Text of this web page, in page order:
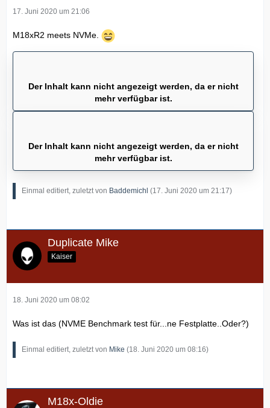
17. Juni 2020 um 21:06
M18xR2 meets NVMe.
Der Inhalt kann nicht angezeigt werden, da er nicht
mehr verfügbar ist.
Der Inhalt kann nicht angezeigt werden, da er nicht
mehr verfügbar ist.
Einmal editiert, zuletzt von Baddemichl (17. Juni 2020 um 21:17)
Duplicate Mike
Kaiser
18. Juni 2020 um 08:02
Was ist das (NVME Benchmark test für...ne Festplatte..Oder?)
Einmal editiert, zuletzt von Mike (18. Juni 2020 um 08:16)
M18x-Oldie